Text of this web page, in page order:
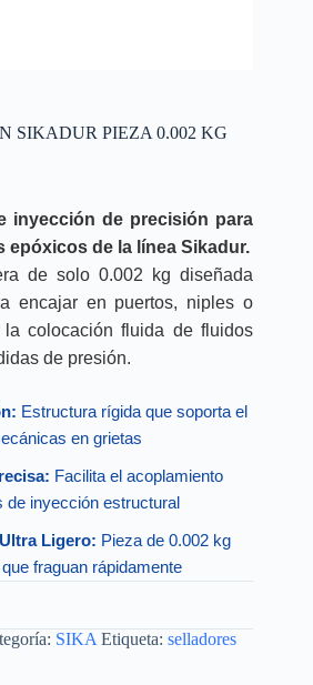
SIKADUR PIEZA 0.002 KG
inyección de precisión para
epóxicos de la línea Sikadur.
de solo 0.002 kg diseñada
encajar en puertos, niples o
la colocación fluida de fluidos
de presión.
Estructura rígida que soporta el
en grietas
Facilita el acoplamiento
de inyección estructural
Ligero: Pieza de 0.002 kg
fraguan rápidamente
SIKA Etiqueta: selladores